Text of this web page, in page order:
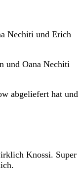
Nechiti und Erich
und Oana Nechiti
abgeliefert hat und
Knossi. Super